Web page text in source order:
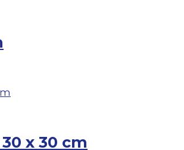
x 30 cm